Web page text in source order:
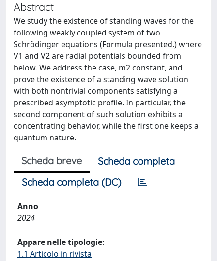
Abstract
We study the existence of standing waves for the
following weakly coupled system of two
Schrödinger equations (Formula presented.) where
V1 and V2 are radial potentials bounded from
below. We address the case, m2 constant, and
prove the existence of a standing wave solution
with both nontrivial components satisfying a
prescribed asymptotic profile. In particular, the
second component of such solution exhibits a
concentrating behavior, while the first one keeps a
quantum nature.
Scheda breve
Scheda completa
Scheda completa (DC)
Anno
2024
Appare nelle tipologie:
1.1 Articolo in rivista